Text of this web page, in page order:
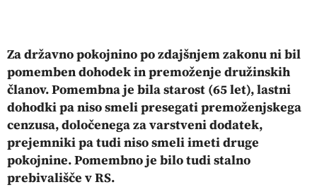
Za državno pokojnino po zdajšnjem zakonu ni bil
pomemben dohodek in premoženje družinskih
članov. Pomembna je bila starost (65 let), lastni
dohodki pa niso smeli presegati premoženjskega
cenzusa, določenega za varstveni dodatek,
prejemniki pa tudi niso smeli imeti druge
pokojnine. Pomembno je bilo tudi stalno
prebivališče v RS.